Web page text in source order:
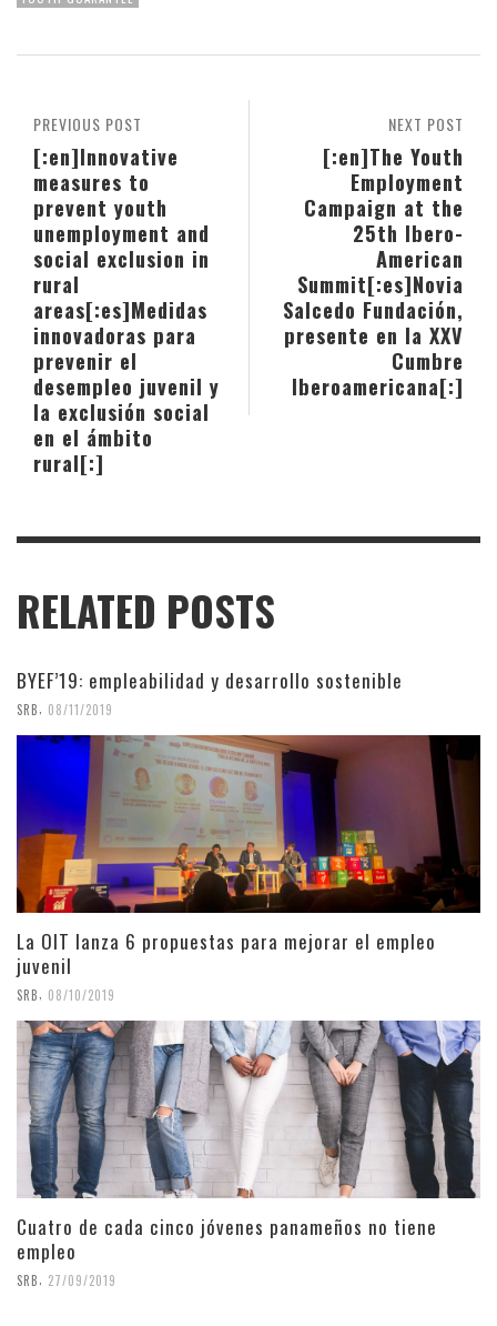
NEXT POST
[:en]The Youth
Employment
Campaign at the
25th Ibero-
American
Summit[:es]Novia
Salcedo Fundación,
presente en la XXV
Cumbre
Iberoamericana[:]
PREVIOUS POST
[:en]Innovative
measures to
prevent youth
unemployment and
social exclusion in
rural
areas[:es]Medidas
innovadoras para
prevenir el
desempleo juvenil y
la exclusión social
en el ámbito
rural[:]
RELATED POSTS
BYEF’19: empleabilidad y desarrollo sostenible
SRB 08/11/2019
La OIT lanza 6 propuestas para mejorar el empleo
juvenil
SRB 08/10/2019
Cuatro de cada cinco jóvenes panameños no tiene
empleo
SRB 27/09/2019